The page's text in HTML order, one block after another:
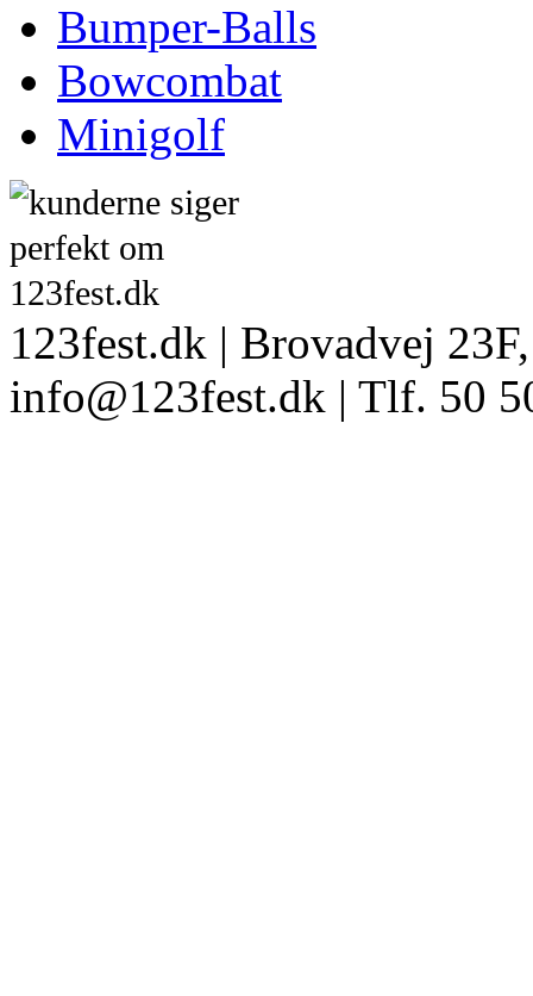
Bumper-Balls
Bowcombat
Minigolf
123fest.dk | Brovadvej
info@123fest.dk | Tlf. 50